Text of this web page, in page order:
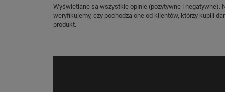
Wyświetlane są wszystkie opinie (pozytywne i negatywne).
weryfikujemy, czy pochodzą one od klientów, którzy kupili
produkt.